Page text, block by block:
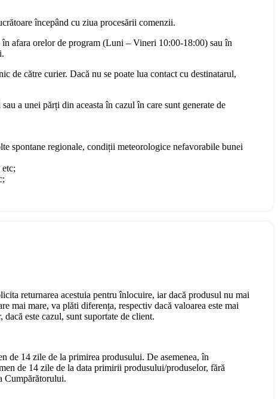
începând cu ziua procesării comenzii.
afara orelor de program (Luni – Vineri 10:00-18:00) sau în
de către curier. Dacă nu se poate lua contact cu destinatarul,
a unei părți din aceasta în cazul în care sunt generate de
spontane regionale, condiții meteorologice nefavorabile bunei
returnarea acestuia pentru înlocuire, iar dacă produsul nu mai
mai mare, va plăti diferența, respectiv dacă valoarea este mai
este cazul, sunt suportate de client.
de 14 zile de la primirea produsului. De asemenea, în
de 14 zile de la data primirii produsului/produselor, fără
Cumpărătorului.